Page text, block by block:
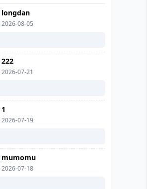
longdan
2026-08-05
222
2026-07-21
1
2026-07-19
mumomu
2026-07-18